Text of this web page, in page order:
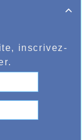

inscrivez-